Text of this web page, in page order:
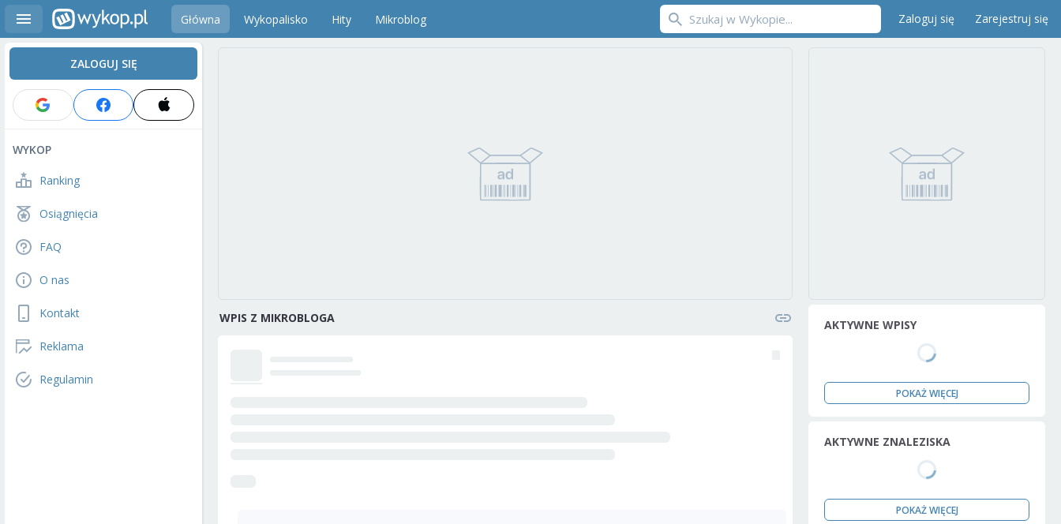
Główna Wykopalisko Hity Mikroblog Zaloguj się Zarejestruj się
ZALOGUJ SIĘ
WYKOP
Ranking
Osiągnięcia
FAQ
O nas
Kontakt
Reklama
Regulamin
WPIS Z MIKROBLOGA AKTYWNE WPISY
POKAŻ WIĘCEJ
AKTYWNE ZNALEZISKA
POKAŻ WIĘCEJ